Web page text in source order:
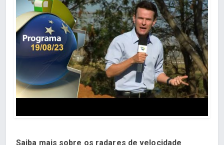
Saiba mais sobre os radares de velocidade